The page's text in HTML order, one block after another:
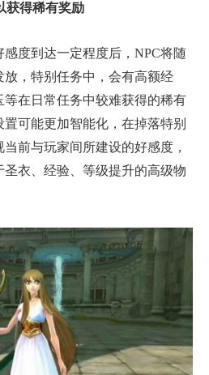
获得稀有奖励
度到达一定程度后，NPC将随
，特别任务中，会有高额经
在日常任务中较难获得的稀有
可能更加智能化，在掉落特别
前与玩家间所建设的好感度，
衣、经验、等级提升的高级物